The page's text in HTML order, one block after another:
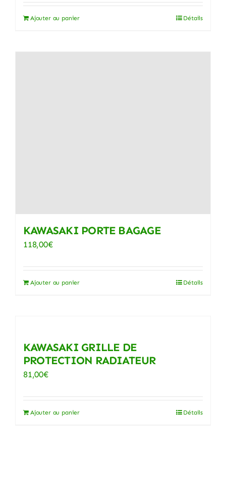
Ajouter au panier Détails
KAWASAKI PORTE BAGAGE
118,00€
Ajouter au panier Détails
KAWASAKI GRILLE DE
PROTECTION RADIATEUR
81,00€
Ajouter au panier Détails